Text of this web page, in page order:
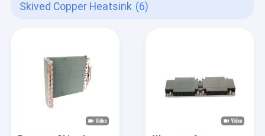
Skived Copper Heatsink (6)